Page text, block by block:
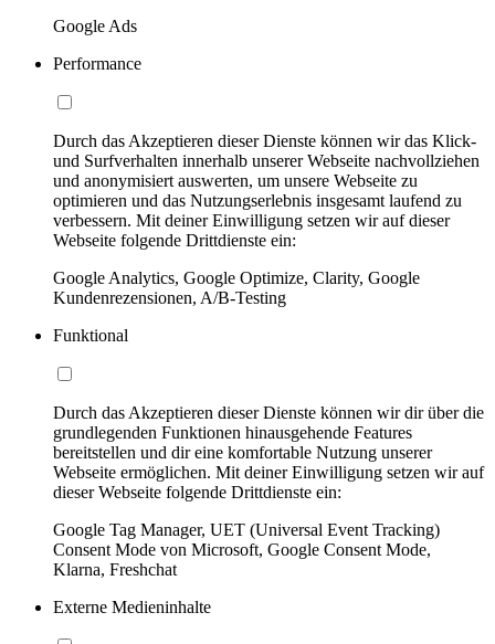
Google Ads
Performance
Durch das Akzeptieren dieser Dienste können wir das Klick-
und Surfverhalten innerhalb unserer Webseite nachvollziehen
und anonymisiert auswerten, um unsere Webseite zu
optimieren und das Nutzungserlebnis insgesamt laufend zu
verbessern. Mit deiner Einwilligung setzen wir auf dieser
Webseite folgende Drittdienste ein:
Google Analytics, Google Optimize, Clarity, Google
Kundenrezensionen, A/B-Testing
Funktional
Durch das Akzeptieren dieser Dienste können wir dir über die
grundlegenden Funktionen hinausgehende Features
bereitstellen und dir eine komfortable Nutzung unserer
Webseite ermöglichen. Mit deiner Einwilligung setzen wir auf
dieser Webseite folgende Drittdienste ein:
Google Tag Manager, UET (Universal Event Tracking)
Consent Mode von Microsoft, Google Consent Mode,
Klarna, Freshchat
Externe Medieninhalte